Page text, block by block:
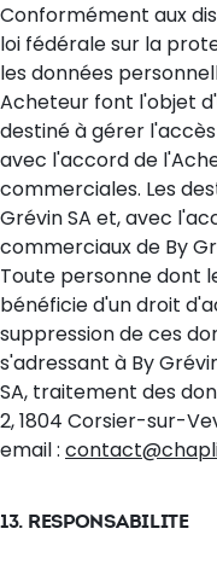
Conformément aux
loi fédérale sur la
les données
Acheteur font l'objet
destiné à gérer
avec l'accord de
commerciales. Les
Grévin SA et, avec
commerciaux de By
Toute personne dont
bénéficie d'un droit
suppression de ces
s'adressant à By
SA, traitement des
2, 1804 Corsier-sur-
email :
13. RESPONSABILITE